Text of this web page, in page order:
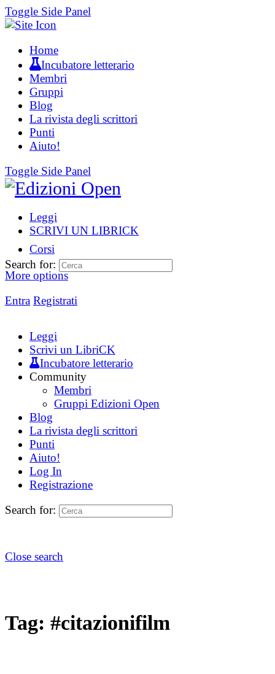
Toggle Side Panel
Home
Incubatore letterario
Membri
Gruppi
Blog
La rivista degli scrittori
Punti
Aiuto!
Toggle Side Panel
Leggi
SCRIVI UN LIBRICK
Corsi
More options
Entra Registrati
Search for:
Leggi
Scrivi un LibriCK
Incubatore letterario
Community
Membri
Gruppi Edizioni Open
Blog
La rivista degli scrittori
Punti
Aiuto!
Log In
Registrazione
Search for:
Close search
Tag: #citazionifilm